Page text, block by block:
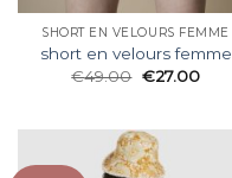
SHORT EN VELOURS FEMME
short en velours femme
€49.00 €27.00